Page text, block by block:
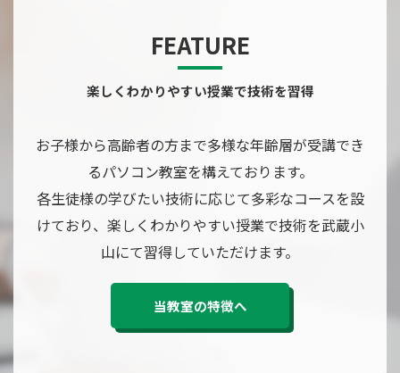
楽しくわかりやすい授業で技術を習得
FEATURE
お子様から高齢者の方まで多様な年齢層が受講でき
るパソコン教室を構えております。
各生徒様の学びたい技術に応じて多彩なコースを設
けており、楽しくわかりやすい授業で技術を武蔵小
山にて習得していただけます。
当教室の特徴へ